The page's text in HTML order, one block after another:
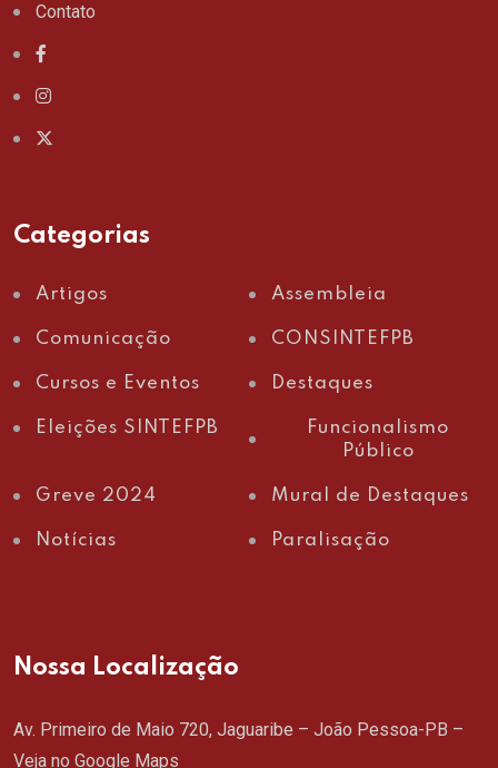
Contato
Categorias
Artigos Assembleia
Comunicação CONSINTEFPB
Cursos e Eventos Destaques
Eleições SINTEFPB
Funcionalismo
Público
Greve 2024 Mural de Destaques
Notícias Paralisação
Nossa Localização
Av. Primeiro de Maio 720, Jaguaribe – João Pessoa-PB –
Veja no Google Maps